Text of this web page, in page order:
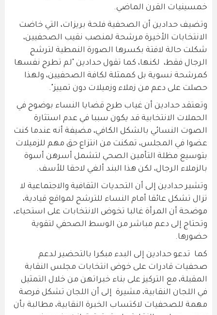
خمسينيات القرن الماضي.
وتضيف حدادين أن الصحفية فلحة بريزات، التي خاضت
الانتخابات الأخيرة مرشحة لمنصب نقيب الصحفيين،
شكلت حالة لافتة بكسرها الصورة النمطية لترشح
الرجال فقط، لكنها، كما تقول حدادين "لم تطرح نفسها
كمرشحة نسوية بل كممثلة لكافة الصحفيين، ولهذا
حصلت على دعم من زملاء وزميلات دون تمييز".
وتعتقد حدادين أن غياب طرح قضايا النساء بوضوح في
الحملات الانتخابية قد يكون سببا في عدم استثارة
الصوت النسائي بالشكل الكافي، مضيفة أنه عندما كنت
عضوا في المجلس، تمكنت من انتزاع حق مهم للزميلات
بتوسيع مظلة التأمين الصحي لتشمل أسرهن أسوة
بالزملاء الرجال، لكن هذا البند ألغي لاحقا للأسف.
وتشير حدادين إلى أن التحديات الثقافية والاجتماعية لا
تزال تشكل عائقا أمام النساء للترشح لمواقع قيادية،
موضحة أن المرأة غالبا تخوض الانتخابات على استحياء،
وتحتاج إلى دعم مباشر من الوسط الصحفي لتقوية
حضورها.
كما تدعو حدادين إلى البدء مبكرا بالتحضير لدعم
صحفيات قادرات على خوض انتخابات مجلس النقابة
المقبلة، مع التركيز على بناء خبراتهن من خلال التمثيل
في اللجان النقابية، مشيرة إلى أن اللجان تشكل فرصة
مهمة للصحفيات لاكتساب الخبرة النقابية، مطالبة بأن